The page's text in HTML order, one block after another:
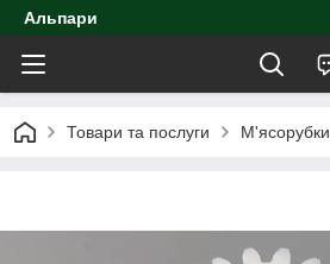
Альпари
Товари та послуги М'ясорубки